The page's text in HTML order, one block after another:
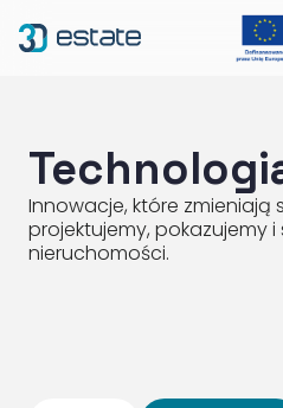
O
PL
Innowacje, które zmieniają
projektujemy, pokazujemy
nieruchomości.